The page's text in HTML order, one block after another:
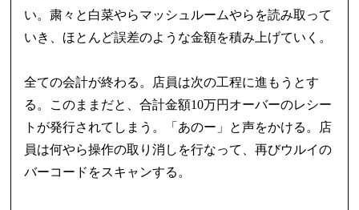
い。粛々と白菜やらマッシュルームやらを読み取って
いき、ほとんど誤差のような金額を積み上げていく。
全ての会計が終わる。店員は次の工程に進もうとす
る。このままだと、合計金額10万円オーバーのレシー
トが発行されてしまう。「あのー」と声をかける。店
員は何やら操作の取り消しを行なって、再びウルイの
バーコードをスキャンする。